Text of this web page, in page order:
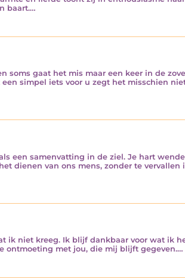
baart.…
soms gaat het mis maar een keer in de
simpel iets voor u zegt het misschien
een samenvatting in de ziel. Je hart
dienen van ons mens, zonder te
ik niet kreeg. Ik blijf dankbaar voor wat ik
ontmoeting met jou, die mij blijft gegeven.…